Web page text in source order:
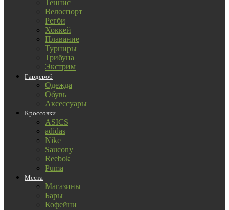
Теннис
Велоспорт
Регби
Хоккей
Плавание
Турниры
Трибуна
Экстрим
Гардероб
Одежда
Обувь
Аксессуары
Кроссовки
ASICS
adidas
Nike
Saucony
Reebok
Puma
Места
Магазины
Бары
Кофейни